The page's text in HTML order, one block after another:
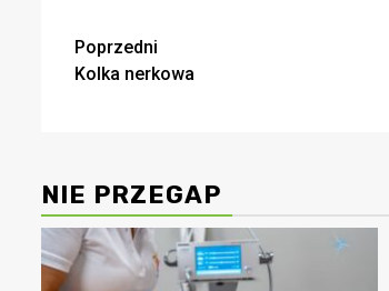
Zobacz
wpisy
Poprzedni
Kolka nerkowa
NIE PRZEGAP